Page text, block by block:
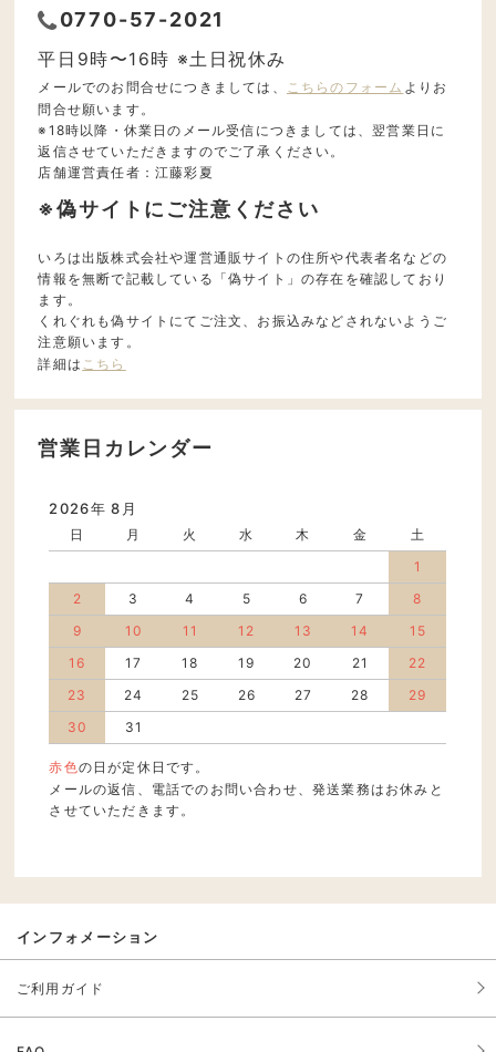
0770-57-2021
平日9時〜16時 ※土日祝休み
メールでのお問合せにつきましては、 こちらのフォーム よりお
問合せ願います。
※18時以降・休業日のメール受信につきましては、翌営業日に
返信させていただきますのでご了承ください。
店舗運営責任者：江藤彩夏
※偽サイトにご注意ください
いろは出版株式会社や運営通販サイトの住所や代表者名などの
情報を無断で記載している「偽サイト」の存在を確認しており
ます。
くれぐれも偽サイトにてご注文、お振込みなどされないようご
注意願います。
詳細は こちら
営業日カレンダー
2026年 8月
日 月 火 水 木 金
土
1
2
3 4 5 6 7
8
9
10 11 12 13 14
15
16
17 18 19 20 21
22
23
24 25 26 27 28
29
30
31
赤色の日が定休日です。
メールの返信、電話でのお問い合わせ、発送業務はお休みと
させていただきます。
インフォメーション
ご利用ガイド